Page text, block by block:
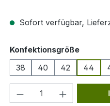
Sofort verfügbar,
Konfektionsgröße
38
40 42 44
Produkt Anzahl: